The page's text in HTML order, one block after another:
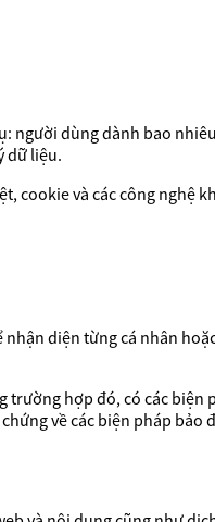
người dùng dành bao
dữ liệu.
cookie và các công nghệ
diện từng cá nhân
trường hợp đó, có các biện
về các biện pháp bảo